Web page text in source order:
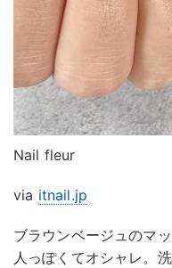
Nail fleur
via itnail.jp
ブラウンベージュのマ
人っぽくてオシャレ。